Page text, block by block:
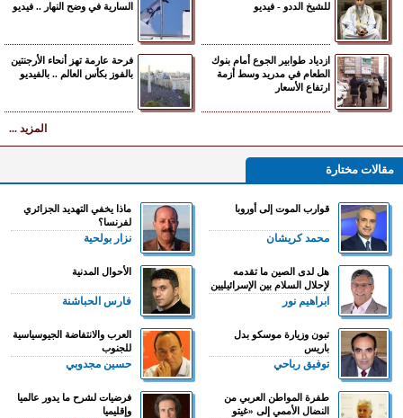
للشيخ الددو - فيديو
السارية في وضح النهار .. فيديو
ازدياد طوابير الجوع أمام بنوك
الطعام في مدريد وسط أزمة
ارتفاع الأسعار
فرحة عارمة تهز أنحاء الأرجنتين
بالفوز بكأس العالم .. بالفيديو
المزيد ...
مقالات مختارة
قوارب الموت إلى أوروبا
محمد كريشان
ماذا يخفي التهديد الجزائري
لفرنسا؟
نزار بولحية
هل لدى الصين ما تقدمه
لإحلال السلام بين الإسرائيليين
والفلسطينيين؟
ابراهيم نور
الأحوال المدنية
فارس الحباشنة
تبون وزيارة موسكو بدل
باريس
توفيق رباحي
العرب والانتفاضة الجيوسياسية
للجنوب
حسين مجدوبي
طفرة المواطن العربي من
النضال الأممي إلى «غيتو
فرضيات لشرح ما يدور عالميا
وإقليميا